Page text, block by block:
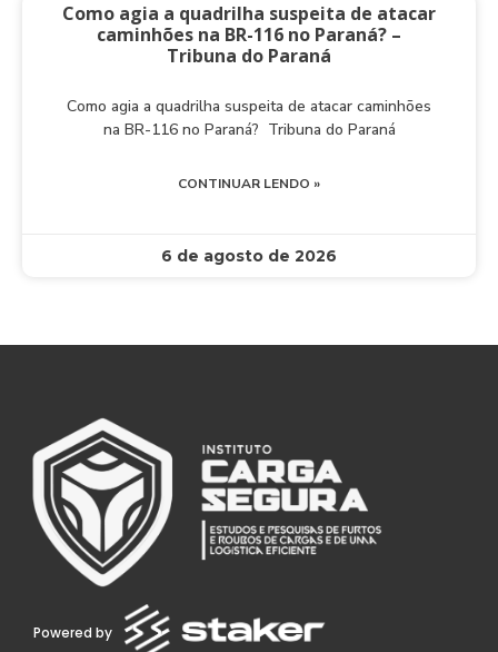
Como agia a quadrilha suspeita de atacar
caminhões na BR-116 no Paraná? –
Tribuna do Paraná
Como agia a quadrilha suspeita de atacar caminhões
na BR-116 no Paraná? Tribuna do Paraná
CONTINUAR LENDO »
6 de agosto de 2026
Powered by